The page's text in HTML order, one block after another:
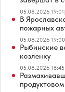
05.08.2026 19:01|
В
пожарных
05.08.2026 19:00
Рыбинские
козленку
05.08.2026 18:45